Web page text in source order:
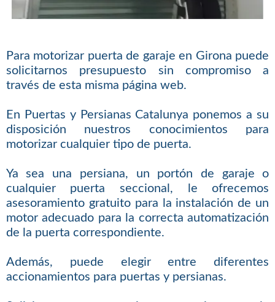
Para motorizar puerta de garaje en Girona puede
solicitarnos presupuesto sin compromiso a
través de esta misma página web.
En Puertas y Persianas Catalunya ponemos a su
disposición nuestros conocimientos para
motorizar cualquier tipo de puerta.
Ya sea una persiana, un portón de garaje o
cualquier puerta seccional, le ofrecemos
asesoramiento gratuito para la instalación de un
motor adecuado para la correcta automatización
de la puerta correspondiente.
Además, puede elegir entre diferentes
accionamientos para puertas y persianas.